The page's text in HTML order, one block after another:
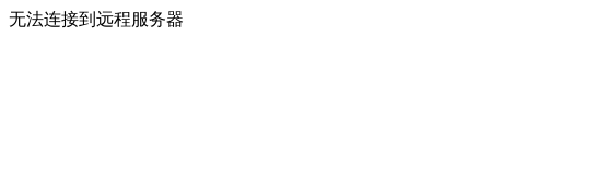
无法连接到远程服务器